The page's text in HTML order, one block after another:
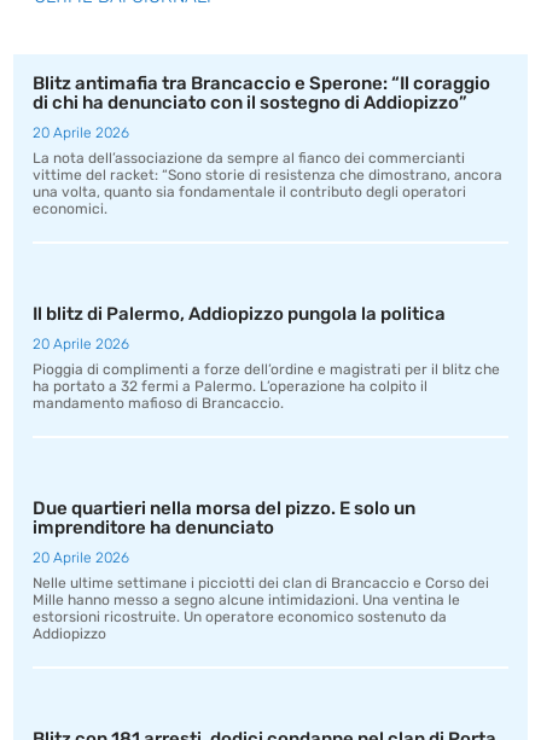
Blitz antimafia tra Brancaccio e Sperone: “Il coraggio
di chi ha denunciato con il sostegno di Addiopizzo”
20 Aprile 2026
La nota dell’associazione da sempre al fianco dei commercianti
vittime del racket: “Sono storie di resistenza che dimostrano, ancora
una volta, quanto sia fondamentale il contributo degli operatori
economici.
Il blitz di Palermo, Addiopizzo pungola la politica
20 Aprile 2026
Pioggia di complimenti a forze dell’ordine e magistrati per il blitz che
ha portato a 32 fermi a Palermo. L’operazione ha colpito il
mandamento mafioso di Brancaccio.
Due quartieri nella morsa del pizzo. E solo un
imprenditore ha denunciato
20 Aprile 2026
Nelle ultime settimane i picciotti dei clan di Brancaccio e Corso dei
Mille hanno messo a segno alcune intimidazioni. Una ventina le
estorsioni ricostruite. Un operatore economico sostenuto da
Addiopizzo